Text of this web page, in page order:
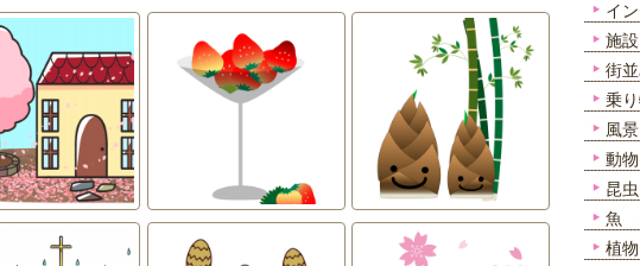
イ
施
街
乗
風
動物
昆虫
魚
植